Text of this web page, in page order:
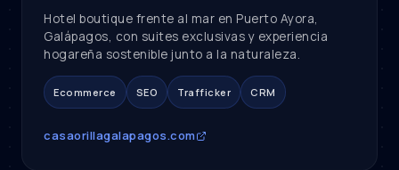
Hotel boutique frente al mar en Puerto Ayora,
Galápagos, con suites exclusivas y experiencia
hogareña sostenible junto a la naturaleza.
Ecommerce SEO Trafficker CRM
casaorillagalapagos.com